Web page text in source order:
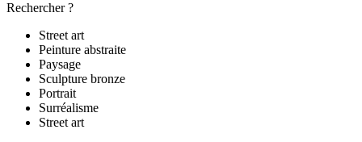
Rechercher ?
Street art
Peinture abstraite
Paysage
Sculpture bronze
Portrait
Surréalisme
Street art